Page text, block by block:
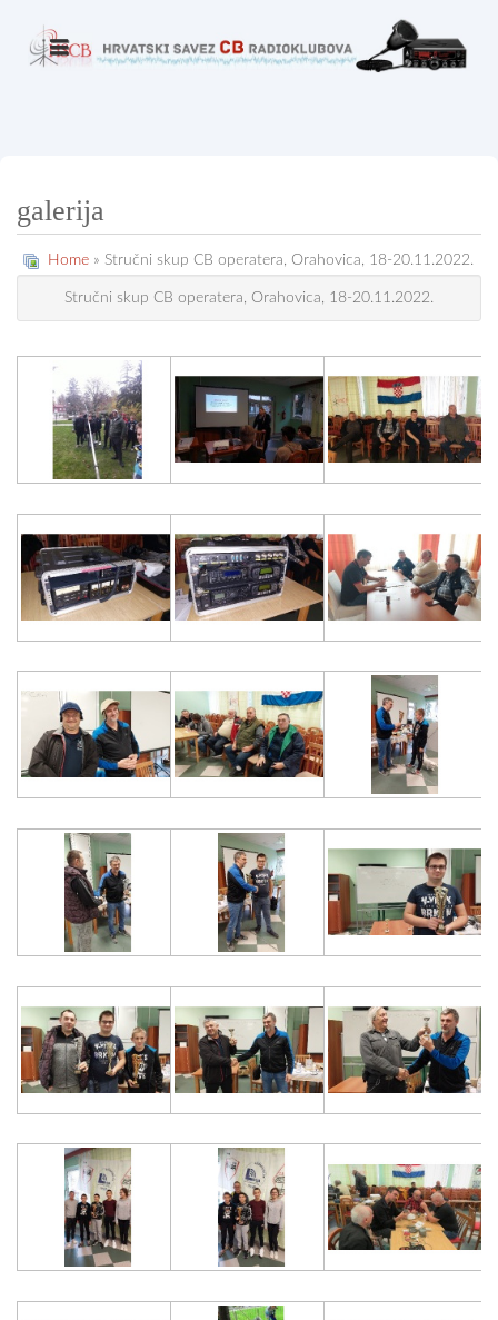
galerija
Home » Stručni skup CB operatera, Orahovica, 18-20.11.2022.
Stručni skup CB operatera, Orahovica, 18-20.11.2022.